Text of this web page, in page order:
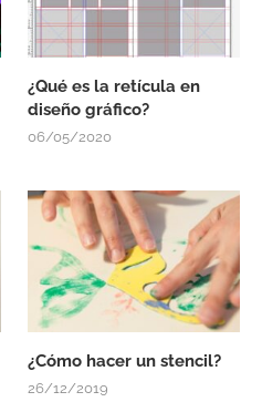
¿Qué es la retícula en
diseño gráfico?
06/05/2020
¿Cómo hacer un stencil?
26/12/2019